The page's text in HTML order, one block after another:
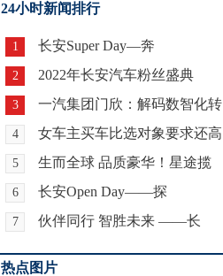
24小时新闻排行
1 长安Super Day—奔
2 2022年长安汽车粉丝盛典
3 一汽集团门欣：解码数智化转
4 女车主买车比选对象要求还高
5 生而全球 品质豪华！星途揽
6 长安Open Day——探
7 伙伴同行 智胜未来 ——长
热点图片